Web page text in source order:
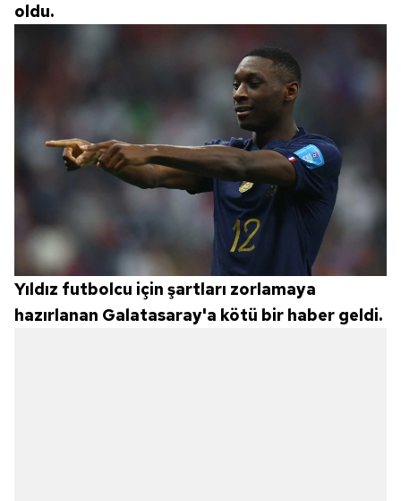
oldu.
Yıldız futbolcu için şartları zorlamaya
hazırlanan Galatasaray'a kötü bir haber geldi.